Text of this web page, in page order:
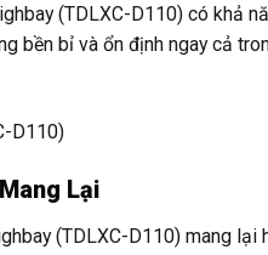
(TDLXC-D110) có khả
bền bỉ và ổn định ngay cả
Lại
(TDLXC-D110) mang